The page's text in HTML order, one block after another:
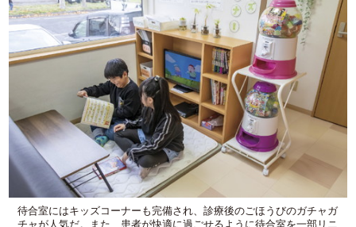
待合室にはキッズコーナーも完備され、診療後のごほうびのガチャガ
チャが人気だ。また、患者が快適に過ごせるように待合室を一部リニ